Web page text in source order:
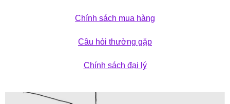
Chính sách mua hàng
Câu hỏi thường gặp
Chính sách đại lý